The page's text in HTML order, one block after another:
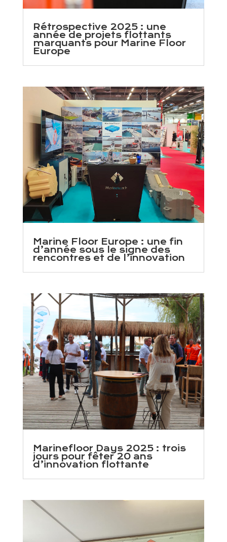
Rétrospective 2025 : une
année de projets flottants
marquants pour Marine Floor
Europe
Marine Floor Europe : une fin
d’année sous le signe des
rencontres et de l’innovation
Marinefloor Days 2025 : trois
jours pour fêter 20 ans
d’innovation flottante